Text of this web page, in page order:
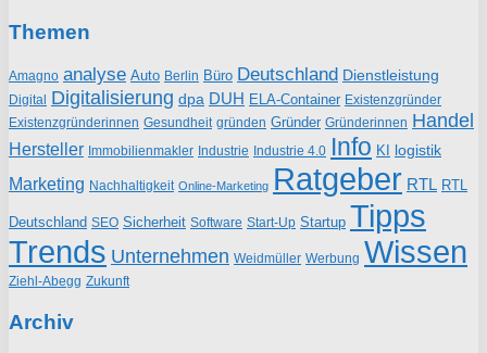
Themen
Amagno analyse Auto Berlin Büro Deutschland Dienstleistung
Digital Digitalisierung dpa DUH ELA-Container Existenzgründer
Existenzgründerinnen Gesundheit gründen Gründer Gründerinnen Handel
Hersteller Immobilienmakler Industrie Industrie 4.0 Info KI logistik
Marketing Nachhaltigkeit Online-Marketing Ratgeber RTL RTL
Deutschland SEO Sicherheit Software Start-Up Startup Tipps
Trends Unternehmen Weidmüller Werbung Wissen
Ziehl-Abegg Zukunft
Archiv